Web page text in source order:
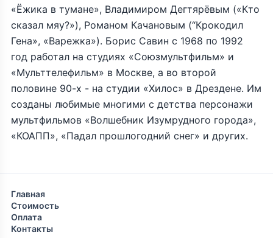
«Ёжика в тумане», Владимиром Дегтярёвым («Кто
сказал мяу?»), Романом Качановым (“Крокодил
Гена», «Варежка»). Борис Савин с 1968 по 1992
год работал на студиях «Союзмультфильм» и
«Мульттелефильм» в Москве, а во второй
половине 90-х - на студии «Хилос» в Дрездене. Им
созданы любимые многими с детства персонажи
мультфильмов «Волшебник Изумрудного города»,
«КОАПП», «Падал прошлогодний снег» и других.
Главная
Стоимость
Оплата
Контакты